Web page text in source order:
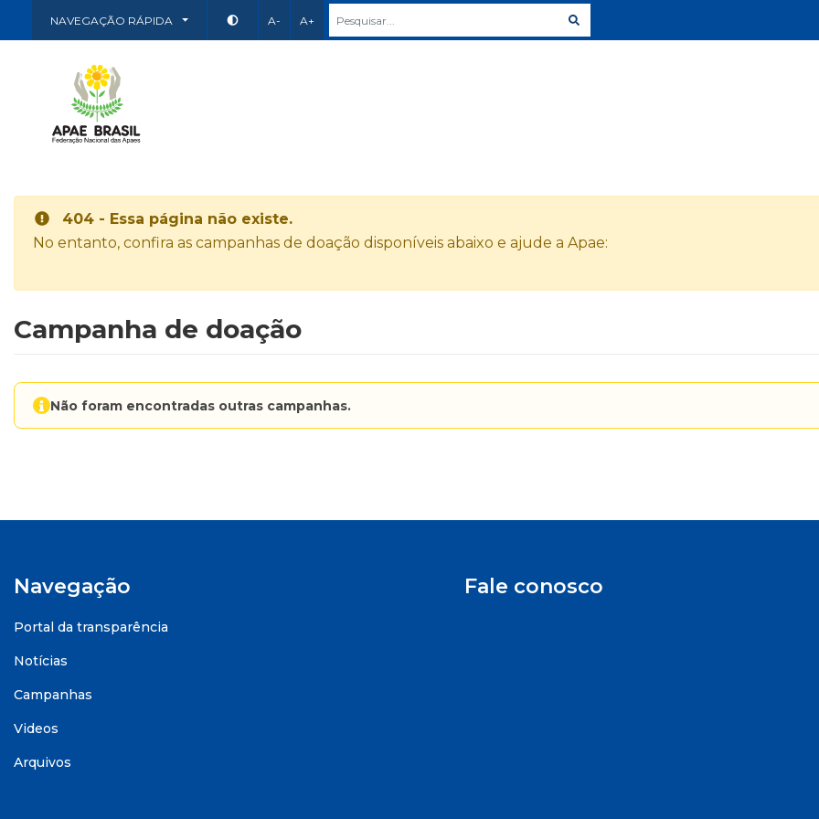
NAVEGAÇÃO RÁPIDA A- A+
404 - Essa página não existe.
No entanto, confira as campanhas de doação disponíveis abaixo e ajude a Apae:
Campanha de doação
Não foram encontradas outras campanhas.
Navegação
Portal da transparência
Notícias
Campanhas
Videos
Arquivos
Fale conosco